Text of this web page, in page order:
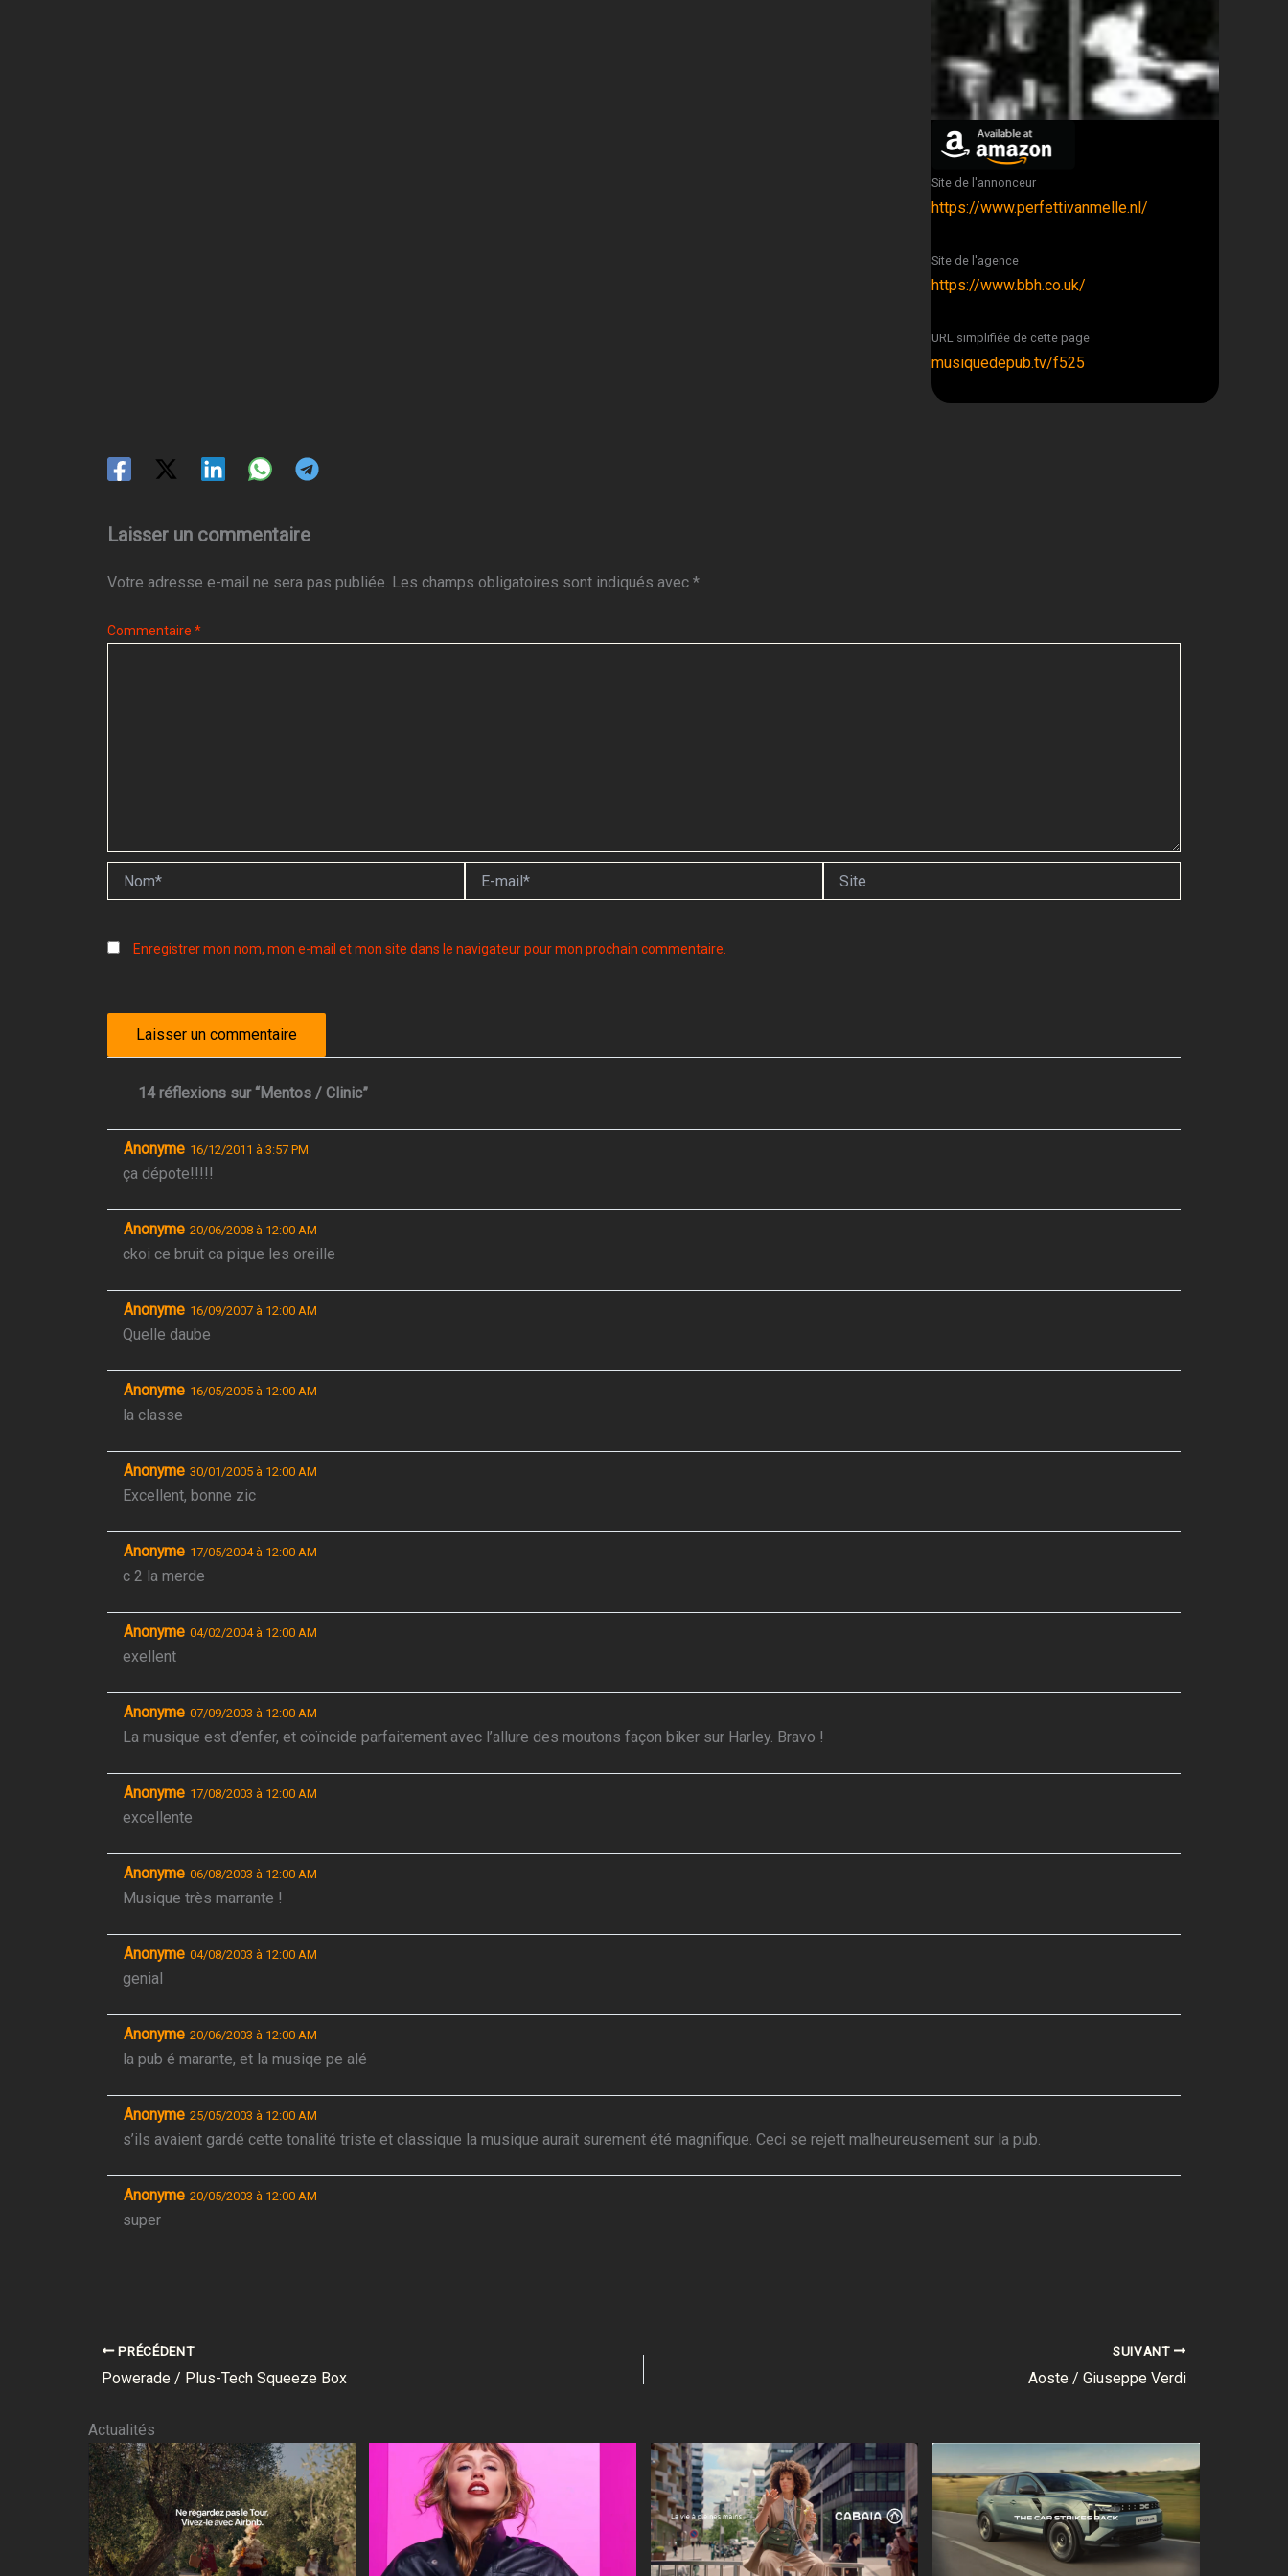
Site de l'annonceur
https://www.perfettivanmelle.nl/
Site de l'agence
https://www.bbh.co.uk/
URL simplifiée de cette page
musiquedepub.tv/f525
Laisser un commentaire
Votre adresse e-mail ne sera pas publiée. Les champs obligatoires sont indiqués avec *
Commentaire *
mail*
Enregistrer mon nom, mon e-mail et mon site dans le navigateur pour mon prochain commentaire.
14 réflexions sur “Mentos / Clinic”
Anonyme 16/12/2011 à 3:57 PM
ça dépote!!!!!
Anonyme 20/06/2008 à 12:00 AM
ckoi ce bruit ca pique les oreille
Anonyme 16/09/2007 à 12:00 AM
Quelle daube
Anonyme 16/05/2005 à 12:00 AM
la classe
Anonyme 30/01/2005 à 12:00 AM
Excellent, bonne zic
Anonyme 17/05/2004 à 12:00 AM
c 2 la merde
Anonyme 04/02/2004 à 12:00 AM
exellent
Anonyme 07/09/2003 à 12:00 AM
La musique est d’enfer, et coïncide parfaitement avec l’allure des moutons façon biker sur Harley. Bravo !
Anonyme 17/08/2003 à 12:00 AM
excellente
Anonyme 06/08/2003 à 12:00 AM
Musique très marrante !
Anonyme 04/08/2003 à 12:00 AM
genial
Anonyme 20/06/2003 à 12:00 AM
la pub é marante, et la musiqe pe alé
Anonyme 25/05/2003 à 12:00 AM
s’ils avaient gardé cette tonalité triste et classique la musique aurait surement été magnifique. Ceci se rejett malheureusement sur la pub.
Anonyme 20/05/2003 à 12:00 AM
super
PRÉCÉDENT
Powerade / Plus-Tech Squeeze Box
SUIVANT
Aoste / Giuseppe Verdi
Actualités